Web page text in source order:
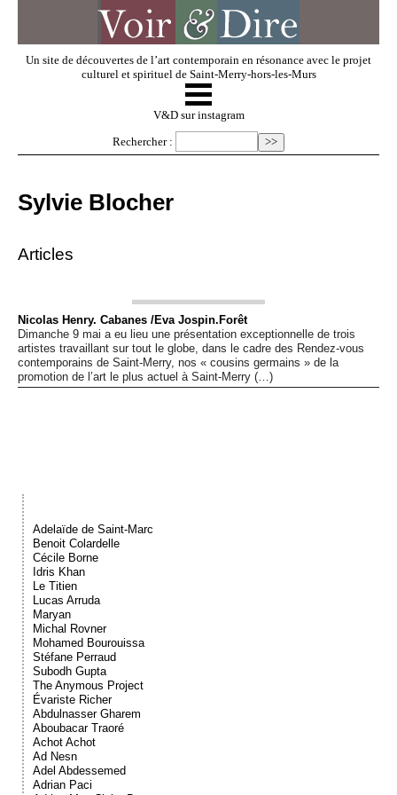
Un site de découvertes de l’art contemporain en résonance avec le projet
culturel et spirituel de Saint-Merry-hors-les-Murs
V & D
Dossiers
☰
V&D sur instagram
Rechercher :
Sylvie Blocher
Articles
Nicolas Henry. Cabanes /Eva Jospin.Forêt
Dimanche 9 mai a eu lieu une présentation exceptionnelle de trois
artistes travaillant sur tout le globe, dans le cadre des Rendez-vous
contemporains de Saint-Merry, nos « cousins germains » de la
promotion de l’art le plus actuel à Saint-Merry (…)
Adelaïde de Saint-Marc
Benoit Colardelle
Cécile Borne
Idris Khan
Le Titien
Lucas Arruda
Maryan
Michal Rovner
Mohamed Bourouissa
Stéfane Perraud
Subodh Gupta
The Anymous Project
Évariste Richer
Abdulnasser Gharem
Aboubacar Traoré
Achot Achot
Ad Nesn
Adel Abdessemed
Adrian Paci